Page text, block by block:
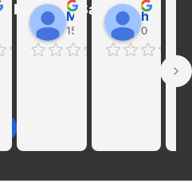
Estrich & Sanierung
Walter Wider
01 Feb 24
Marcel Becker
15:39 31 Jan 24
hayat Nikolaeva
00:29 16